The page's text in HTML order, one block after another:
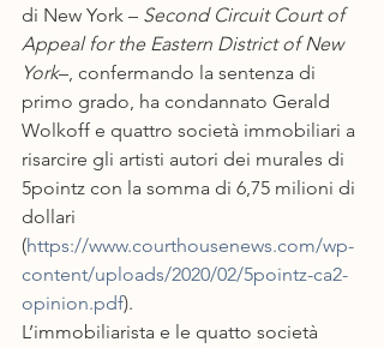
di New York – Second Circuit Court of
Appeal for the Eastern District of New
York–, confermando la sentenza di
primo grado, ha condannato Gerald
Wolkoff e quattro società immobiliari a
risarcire gli artisti autori dei murales di
5pointz con la somma di 6,75 milioni di
dollari
(https://www.courthousenews.com/wp-
content/uploads/2020/02/5pointz-ca2-
opinion.pdf).
L’immobiliarista e le quatto società